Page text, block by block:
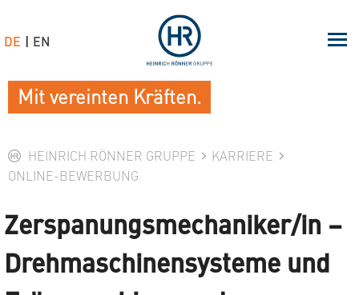
HEINRICH RÖNNER GRUPPE
KARRIERE
ONLINE-BEWERBUNG
Zerspanungsmechaniker/in –
Drehmaschinensysteme und
Mit vereinten Kräften.
DE EN